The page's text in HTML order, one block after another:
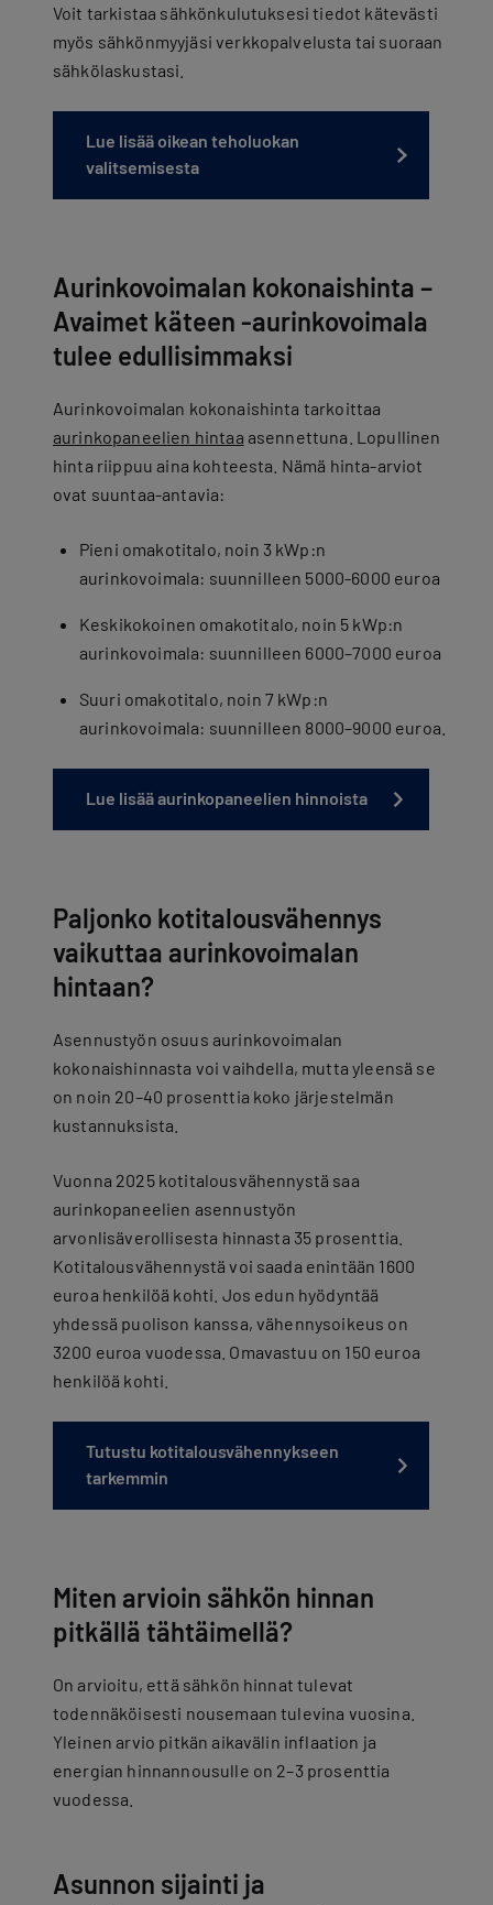
Voit tarkistaa sähkönkulutuksesi tiedot kätevästi
myös sähkönmyyjäsi verkkopalvelusta tai suoraan
sähkölaskustasi.
Lue lisää oikean teholuokan
valitsemisesta
Aurinkovoimalan kokonaishinta –
Avaimet käteen -aurinkovoimala
tulee edullisimmaksi
Aurinkovoimalan kokonaishinta tarkoittaa
aurinkopaneelien hintaa asennettuna. Lopullinen
hinta riippuu aina kohteesta. Nämä hinta-arviot
ovat suuntaa-antavia:
Pieni omakotitalo, noin 3 kWp:n
aurinkovoimala: suunnilleen 5000-6000 euroa
Keskikokoinen omakotitalo, noin 5 kWp:n
aurinkovoimala: suunnilleen 6000–7000 euroa
Suuri omakotitalo, noin 7 kWp:n
aurinkovoimala: suunnilleen 8000–9000 euroa.
Lue lisää aurinkopaneelien hinnoista
Paljonko kotitalousvähennys
vaikuttaa aurinkovoimalan
hintaan?
Asennustyön osuus aurinkovoimalan
kokonaishinnasta voi vaihdella, mutta yleensä se
on noin 20–40 prosenttia koko järjestelmän
kustannuksista.
Vuonna 2025 kotitalousvähennystä saa
aurinkopaneelien asennustyön
arvonlisäverollisesta hinnasta 35 prosenttia.
Kotitalousvähennystä voi saada enintään 1600
euroa henkilöä kohti. Jos edun hyödyntää
yhdessä puolison kanssa, vähennysoikeus on
3200 euroa vuodessa. Omavastuu on 150 euroa
henkilöä kohti.
Tutustu kotitalousvähennykseen
tarkemmin
Miten arvioin sähkön hinnan
pitkällä tähtäimellä?
On arvioitu, että sähkön hinnat tulevat
todennäköisesti nousemaan tulevina vuosina.
Yleinen arvio pitkän aikavälin inflaation ja
energian hinnannousulle on 2–3 prosenttia
vuodessa.
Asunnon sijainti ja